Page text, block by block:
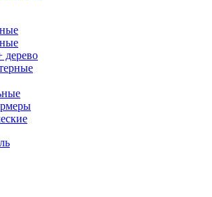
дерево